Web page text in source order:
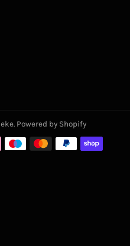
. Powered by Shopify